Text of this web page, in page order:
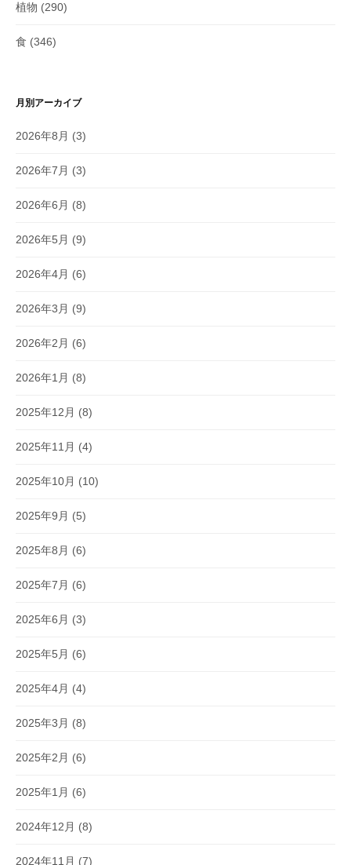
植物 (290)
食 (346)
月別アーカイブ
2026年8月 (3)
2026年7月 (3)
2026年6月 (8)
2026年5月 (9)
2026年4月 (6)
2026年3月 (9)
2026年2月 (6)
2026年1月 (8)
2025年12月 (8)
2025年11月 (4)
2025年10月 (10)
2025年9月 (5)
2025年8月 (6)
2025年7月 (6)
2025年6月 (3)
2025年5月 (6)
2025年4月 (4)
2025年3月 (8)
2025年2月 (6)
2025年1月 (6)
2024年12月 (8)
2024年11月 (7)